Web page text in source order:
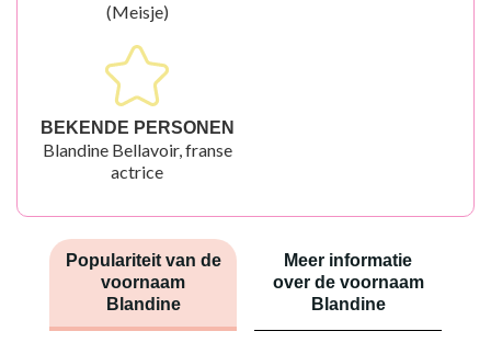
(Meisje)
BEKENDE PERSONEN
Blandine Bellavoir, franse
actrice
Populariteit van de
voornaam
Blandine
Meer informatie
over de voornaam
Blandine